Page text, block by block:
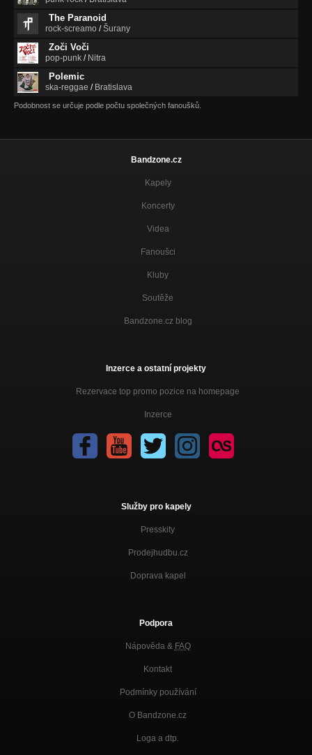
The Paranoid
rock-screamo /Šurany
Zoči Voči
pop-punk / Nitra
Polemic
ska-reggae / Bratislava
Podobnost se určuje podle počtu společných fanoušků.
Bandzone.cz
Kapely
Koncerty
Videa
Fanoušci
Kluby
Soutěže
Bandzone.cz blog
Inzerce a ostatní projekty
Rezervace top promo pozice na homepage
Inzerce
Služby pro kapely
Presskity
Prodejhudbu.cz
Doprava kapel
Podpora
Nápověda & FAQ
Kontakt
Podmínky používání
O Bandzone.cz
Loga a dtp.